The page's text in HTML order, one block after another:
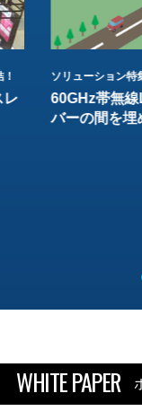
レ
ソリューション特
60GHz帯無
バーの間を埋
WHITE PAPER